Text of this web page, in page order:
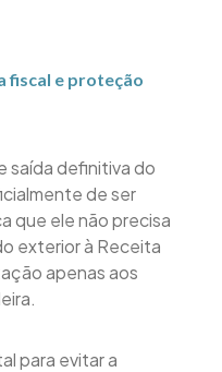
fiscal e proteção
saída definitiva do
de ser
que ele não precisa
exterior à Receita
apenas aos
para evitar a